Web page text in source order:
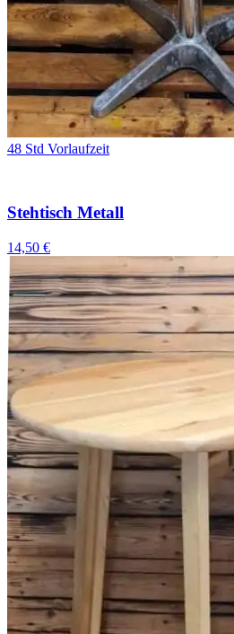
48 Std Vorlaufzeit
Stehtisch Metall
14,50 €